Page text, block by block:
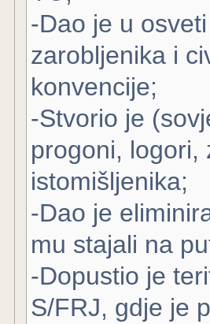
-Dao je u
zarobljenika i
konvencije;
-Stvorio je
progoni, logori,
istomišljenika;
-Dao je
mu stajali na
-Dopustio je
S/FRJ, gdje je